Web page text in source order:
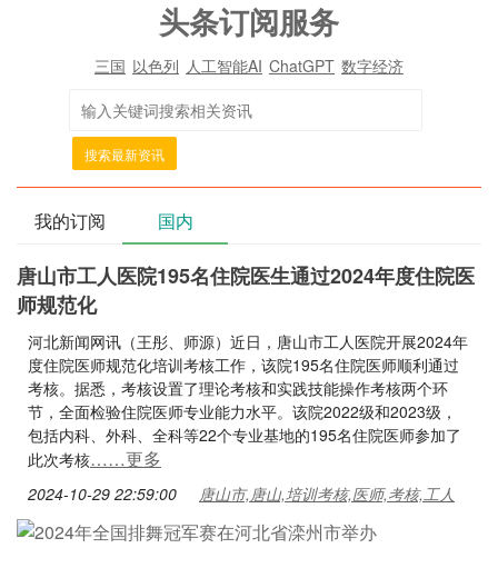
头条订阅服务
三国 以色列 人工智能AI ChatGPT 数字经济
搜索最新资讯
我的订阅 国内
唐山市工人医院195名住院医生通过2024年度住院医
师规范化
河北新闻网讯（王彤、师源）近日，唐山市工人医院开展2024年
度住院医师规范化培训考核工作，该院195名住院医师顺利通过
考核。据悉，考核设置了理论考核和实践技能操作考核两个环
节，全面检验住院医师专业能力水平。该院2022级和2023级，
包括内科、外科、全科等22个专业基地的195名住院医师参加了
此次考核……更多
2024-10-29 22:59:00 唐山市,唐山,培训考核,医师,考核,工人